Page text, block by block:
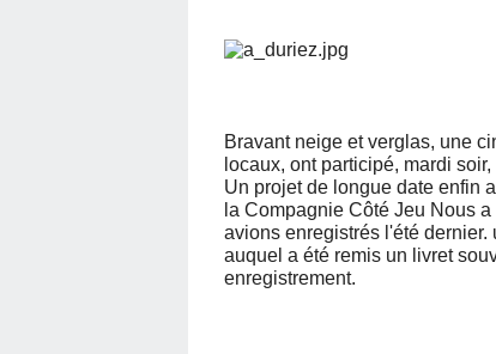
Bravant neige et verglas, une
locaux, ont participé, mardi
Un projet de longue date enfin
la Compagnie Côté Jeu Nous
avions enregistrés l'été dernier.
auquel a été remis un livret
enregistrement.